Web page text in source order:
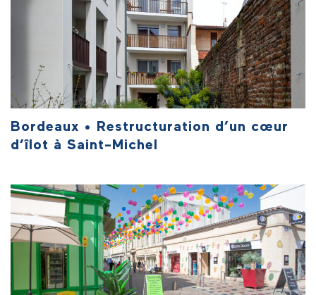
Bordeaux • Restructuration d’un cœur
d’îlot à Saint-Michel